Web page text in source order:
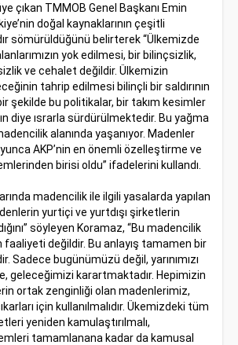
çıkan TMMOB Genel Başkanı Emin
doğal kaynaklarının çeşitli
sömürüldüğünü belirterek “Ülkemizde
yok edilmesi, bir bilinçsizlik,
ve cehalet değildir. Ülkemizin
tahrip edilmesi bilinçli bir saldırının
şekilde bu politikalar, bir takım kesimler
diye ısrarla sürdürülmektedir. Bu yağma
alanında yaşanıyor. Madenler
AKP’nin en önemli özelleştirme ve
birisi oldu” ifadelerini kullandı.
madencilik ile ilgili yasalarda yapılan
yurtiçi ve yurtdışı şirketlerin
söyleyen Koramaz, “Bu madencilik
faaliyeti değildir. Bu anlayış tamamen bir
Sadece bugünümüzü değil, yarınımızı
geleceğimizi karartmaktadır. Hepimizin
ortak zenginliği olan madenlerimiz,
için kullanılmalıdır. Ükemizdeki tüm
yeniden kamulaştırılmalı,
tamamlanana kadar da kamusal